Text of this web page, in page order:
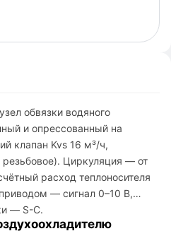
обвязки водяного
и опрессованный на
клапан Kvs 16 м³/ч,
Циркуляция — от
расход теплоносителя
— сигнал 0–10 В,
— S-C.